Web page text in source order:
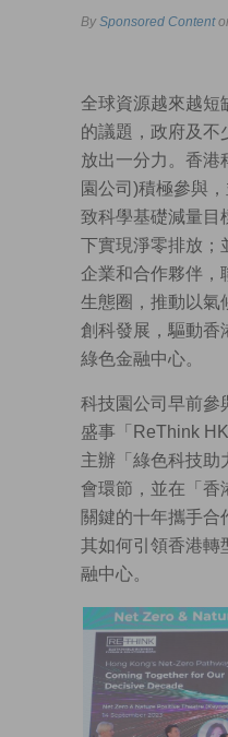
By Sponsored Content
全球資源越來越短
的議題，政府及不
放出一分力。香港
園公司)積極參與
致科學基礎減量目
下實現淨零排放；
企業和合作夥伴，
生態圈，推動以氣
創科發展，驅動香
綠色金融中心。
科技園公司早前參
盛事「ReThink
主辦「綠色科技助
會環節，並在「香
關鍵的十年攜手合
其如何引領香港轉
融中心。